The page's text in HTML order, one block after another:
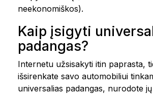
neekonomiškos).
Kaip įsigyti
padangas?
Internetu užsisakyti itin paprasta,
išsirenkate savo automobiliui
universalias padangas, nurodote